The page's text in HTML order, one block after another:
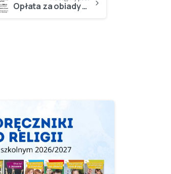
Opłata za obiady we WRZEŚNIU 2025…